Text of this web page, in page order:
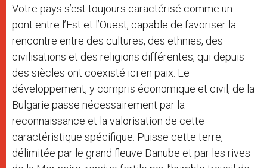
Votre pays s’est toujours caractérisé comme un
pont entre l’Est et l’Ouest, capable de favoriser la
rencontre entre des cultures, des ethnies, des
civilisations et des religions différentes, qui depuis
des siècles ont coexisté ici en paix. Le
développement, y compris économique et civil, de la
Bulgarie passe nécessairement par la
reconnaissance et la valorisation de cette
caractéristique spécifique. Puisse cette terre,
délimitée par le grand fleuve Danube et par les rives